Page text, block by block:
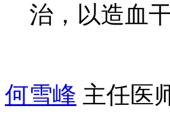
治，以造血
何雪峰 主任医